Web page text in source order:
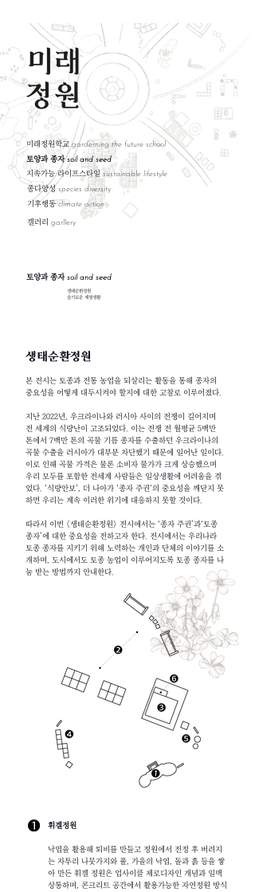
미래정원학교garderning the future school
​토양과 종자 soil and seed
​지속가능 라이프스타일 sustainable lifestyle
종다양성 species diversity
기후행동climate action
갤러리 garllery
​토양과 종자 soil and seed
생태순환정원
슬기로운 제철생활
생태순환정원
본 전시는 토종과 전통 농업을 되살리는 활동을 통해 종자의
중요성을 어떻게 대두시켜야 할지에 대한 고찰로 이루어졌다.
지난 2022년, 우크라이나와 러시아 사이의 전쟁이 길어지며
전 세계의 식량난이 고조되었다. 이는 전쟁 전 월평균 5백만
톤에서 7백만 톤의 곡물 기름 종자를 수출하던 우크라이나의
곡물 수출을 러시아가 대부분 차단했기 때문에 일어난 일이다.
이로 인해 곡물 가격은 물론 소비자 물가가 크게 상승했으며
우리 모두를 포함한 전세계 사람들은 일상생활에 어려움을 겪
었다. '식량안보', 더 나아가 '종자 주권'의 중요성을 깨닫지 못
하면 우리는 계속 이러한 위기에 대응하지 못할 것이다.
따라서 이번 <생태순환정원> 전시에서는 ‘종자 주권’과‘토종
종자’에 대한 중요성을 전하고자 한다. 전시에서는 우리나라
토종 종자를 지키기 위해 노력하는 개인과 단체의 이야기를 소
개하며, 도시에서도 토종 농업이 이루어지도록 토종 종자를 나
눔 받는 방법까지 안내한다.
휘겔정원
낙엽을 활용해 퇴비를 만들고 정원에서 전정 후 버려지
는 자투리 나뭇가지와 풀, 가을의 낙엽, 돌과 흙 등을 쌓
아 만든 휘겔 정원은 업사이클 제로디자인 개념과 일맥
상통하며, 콘크리트 공간에서 활용가능한 자연정원 방식